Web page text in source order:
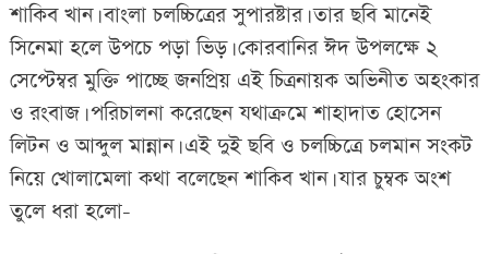
শাকিব খান। বাংলা চলচ্চিত্রের সুপারষ্টার। তার ছবি মানেই
সিনেমা হলে উপচে পড়া ভিড়। কোরবানির ঈদ উপলক্ষে ২
সেপ্টেম্বর মুক্তি পাচ্ছে জনপ্রিয় এই চিত্রনায়ক অভিনীত অহংকার
ও রংবাজ। পরিচালনা করেছেন যথাক্রমে শাহাদাত হোসেন
লিটন ও আব্দুল মান্নান। এই দুই ছবি ও চলচ্চিত্রে চলমান সংকট
নিয়ে খোলামেলা কথা বলেছেন শাকিব খান। যার চুম্বক অংশ
তুলে ধরা হলো-